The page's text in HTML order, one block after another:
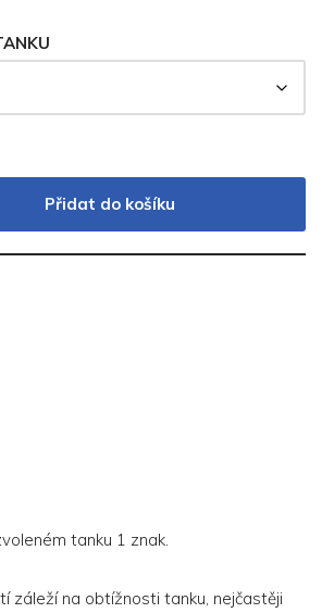
Přidat do košíku
tanku 1 znak.
záleží na obtížnosti tanku, nejčastěji